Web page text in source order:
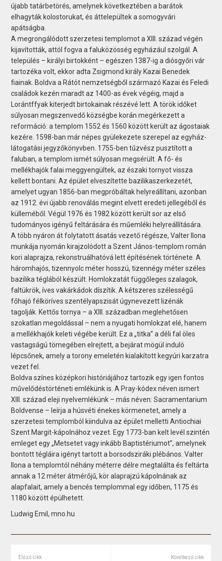
újabb tatárbetörés, amelynek következtében a barátok
elhagyták kolostorukat, és áttelepültek a somogyvári
apátságba.
A megrongálódott szerzetesi templomot a XIII. század végén
kijavították, attól fogva a faluközösség egyházául szolgál. A
település – királyi birtokként – egészen 1387-ig a diósgyőri vár
tartozéka volt, ekkor adta Zsigmond király Kazai Benedek
fiainak. Boldva a Rátót nemzetségből származó Kazai és Feledi
családok kezén maradt az 1400-as évek végéig, majd a
Lorántffyak kiterjedt birtokainak részévé lett. A török időket
súlyosan megszenvedő községbe korán megérkezett a
reformáció: a templom 1552 és 1560 között került az ágostaiak
kezére. 1598-ban már népes gyülekezete szerepel az egyház-
látogatási jegyzőkönyvben. 1755-ben tűzvész pusztított a
faluban, a templom ismét súlyosan megsérült. A fő- és
mellékhajók falai meggyengültek, az északi tornyot vissza
kellett bontani. Az épület elveszítette bazilikaszerkezetét,
amelyet ugyan 1856-ban megpróbáltak helyreállítani, azonban
az 1912. évi újabb renoválás megint elvett eredeti jellegéből és
külleméből. Végül 1976 és 1982 között került sor az első
tudományos igényű feltárására és műemléki helyreállítására.
A több nyáron át folytatott ásatás vezető régésze, Valter Ilona
munkája nyomán kirajzolódott a Szent János-templom román
kori alaprajza, rekonstruálhatóvá lett építésének története. A
háromhajós, tizennyolc méter hosszú, tizennégy méter széles
bazilika téglából készült. Homlokzatát függőleges szalagok,
faltükrök, íves vakárkádok díszítik. A kétszeres szélességű
főhajó félköríves szentélyapszisát úgynevezett lizénák
tagolják. Kettős tornya – a XIII. században meglehetősen
szokatlan megoldással – nem a nyugati homlokzat elé, hanem
a mellékhajók keleti végébe került. Ez a „titka” a déli fal öles
vastagságú tömegében elrejtett, a bejárat mögül induló
lépcsőnek, amely a torony emeletén kialakított kegyúri karzatra
vezet fel.
Boldva színes középkori históriájához tartozik egy igen fontos
művelődéstörténeti emlékünk is. A Pray-kódex néven ismert
XIII. század eleji nyelvemlékünk – más néven: Sacramentarium
Boldvense – leírja a húsvéti énekes körmenetet, amely a
szerzetesi templomból kiindulva az épület melletti Antiochiai
Szent Margit-kápolnához vezet. Egy 1773-ban kelt levél szintén
emleget egy „Metsetet vagy inkább Baptistériumot”, amelynek
bontott tégláira igényt tartott a borsodsziráki plébános. Valter
Ilona a templomtól néhány méterre délre megtalálta és feltárta
annak a 12 méter átmérőjű, kör alaprajzú kápolnának az
alapfalait, amely a bencés templommal egy időben, 1175 és
1180 között épülhetett.
Ludwig Emil, mno.hu
Előző cikk Következő cikk